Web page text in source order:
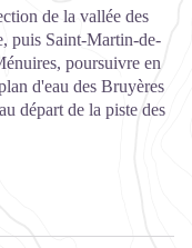
de la vallée des
puis Saint-Martin-de-
poursuivre en
d'eau des Bruyères
départ de la piste des